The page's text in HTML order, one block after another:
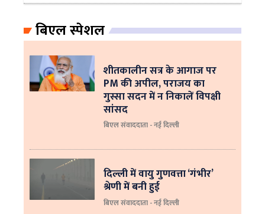
बिएल स्पेशल
शीतकालीन सत्र के आगाज पर
PM की अपील, पराजय का
गुस्सा सदन में न निकालें विपक्षी
सांसद
बिएल संवाददाता - नई दिल्ली
दिल्ली में वायु गुणवत्ता ‘गंभीर’
श्रेणी में बनी हुई
बिएल संवाददाता - नई दिल्ली